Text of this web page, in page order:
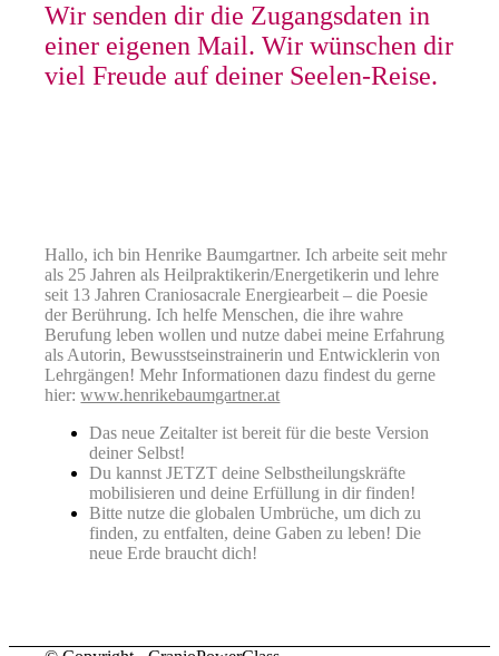
Wir senden dir die Zugangsdaten in
einer eigenen Mail. Wir wünschen dir
viel Freude auf deiner Seelen-Reise.
Hallo, ich bin Henrike Baumgartner. Ich arbeite seit mehr
als 25 Jahren als Heilpraktikerin/Energetikerin und lehre
seit 13 Jahren Craniosacrale Energiearbeit – die Poesie
der Berührung. Ich helfe Menschen, die ihre wahre
Berufung leben wollen und nutze dabei meine Erfahrung
als Autorin, Bewusstseinstrainerin und Entwicklerin von
Lehrgängen! Mehr Informationen dazu findest du gerne
hier:www.henrikebaumgartner.at
Das neue Zeitalter ist bereit für die beste Version
deiner Selbst!
Du kannst JETZT deine Selbstheilungskräfte
mobilisieren und deine Erfüllung in dir finden!
Bitte nutze die globalen Umbrüche, um dich zu
finden, zu entfalten, deine Gaben zu leben! Die
neue Erde braucht dich!